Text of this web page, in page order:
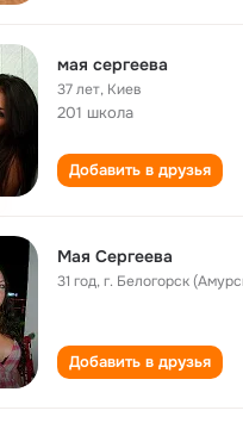
мая сергеева
37 лет, Киев
201 школа
Добавить в друзья
Мая Сергеева
31 год,г. Белогорск
Добавить в друзья